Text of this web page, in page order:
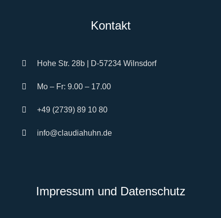
Kontakt
Hohe Str. 28b | D-57234 Wilnsdorf
Mo – Fr: 9.00 – 17.00
+49 (2739) 89 10 80
info@claudiahuhn.de
Impressum und Datenschutz